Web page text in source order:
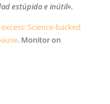
estúpida e inútil».
Science-backed
. Monitor on